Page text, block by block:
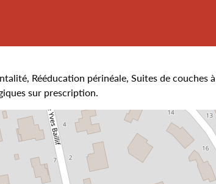
Rééducation périnéale, Suites de couches
sur prescription.